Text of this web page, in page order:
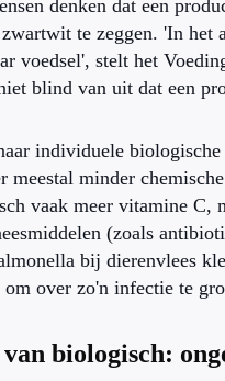
denken dat een
te zeggen. 'In het
voedsel', stelt het
blind van uit dat een
individuele
meestal minder
vaak meer vitamine C,
(zoals
bij dierenvlees
om over zo'n infectie te
biologisch: